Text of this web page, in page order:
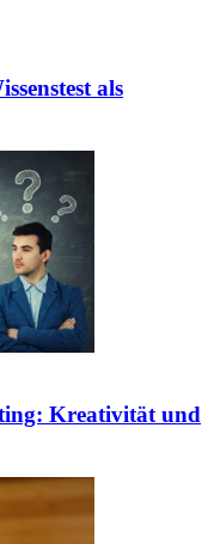
als
Kreativität und